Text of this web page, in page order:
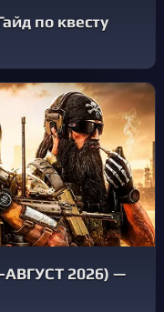
по квесту
2026) —